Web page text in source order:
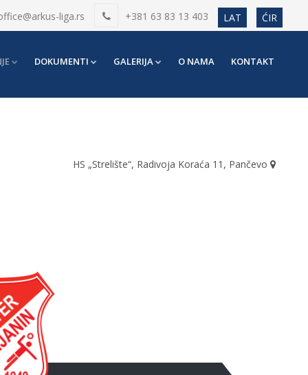
liga.rs +381 63 83 13 403 LAT ĆIR
DOKUMENTI GALERIJA O NAMA KONTAKT
HS „Strelište“, Radivoja Koraća 11, Pančevo